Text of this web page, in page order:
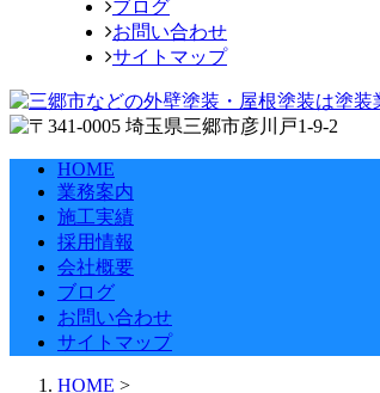
ブログ
お問い合わせ
サイトマップ
HOME
業務案内
施工実績
採用情報
会社概要
ブログ
お問い合わせ
サイトマップ
HOME >